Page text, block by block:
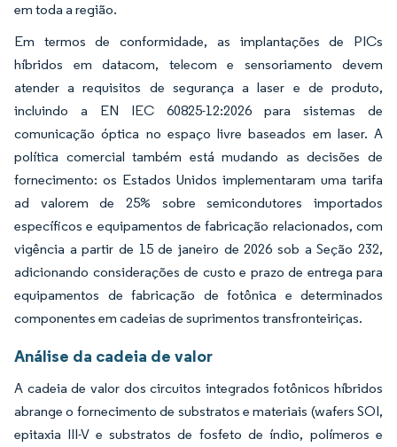
em toda a região.
Em termos de conformidade, as implantações de PICs
híbridos em datacom, telecom e sensoriamento devem
atender a requisitos de segurança a laser e de produto,
incluindo a EN IEC 60825-12:2026 para sistemas de
comunicação óptica no espaço livre baseados em laser. A
política comercial também está mudando as decisões de
fornecimento: os Estados Unidos implementaram uma tarifa
ad valorem de 25% sobre semicondutores importados
específicos e equipamentos de fabricação relacionados, com
vigência a partir de 15 de janeiro de 2026 sob a Seção 232,
adicionando considerações de custo e prazo de entrega para
equipamentos de fabricação de fotônica e determinados
componentes em cadeias de suprimentos transfronteiriças.
Análise da cadeia de valor
A cadeia de valor dos circuitos integrados fotônicos híbridos
abrange o fornecimento de substratos e materiais (wafers SOI,
epitaxia III-V e substratos de fosfeto de índio, polímeros e